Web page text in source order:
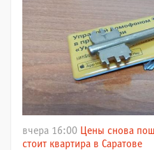
вчера 16:00 Цены снова
стоит квартира в Саратове